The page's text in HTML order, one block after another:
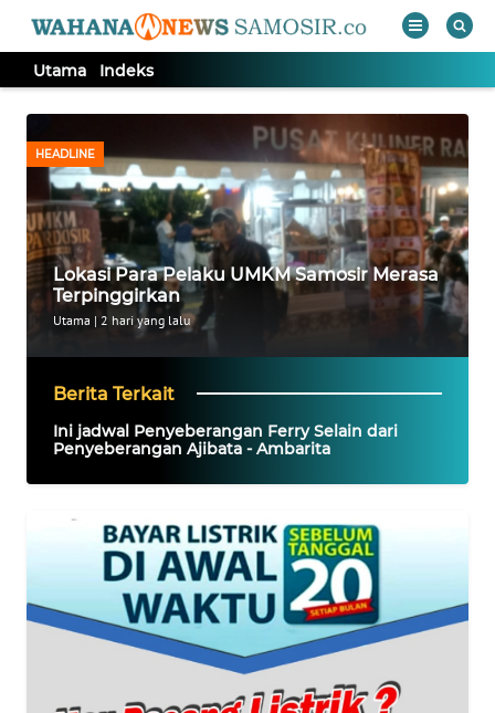
Utama Indeks
HEADLINE
Lokasi Para Pelaku UMKM Samosir Merasa
Terpinggirkan
Utama | 2 hari yang lalu
Berita Terkait
Ini jadwal Penyeberangan Ferry Selain dari
Penyeberangan Ajibata - Ambarita
Tutup
UTAMA
Informasi
INDEKS
BERITA
KONTAK
IKLAN
PEDOMAN